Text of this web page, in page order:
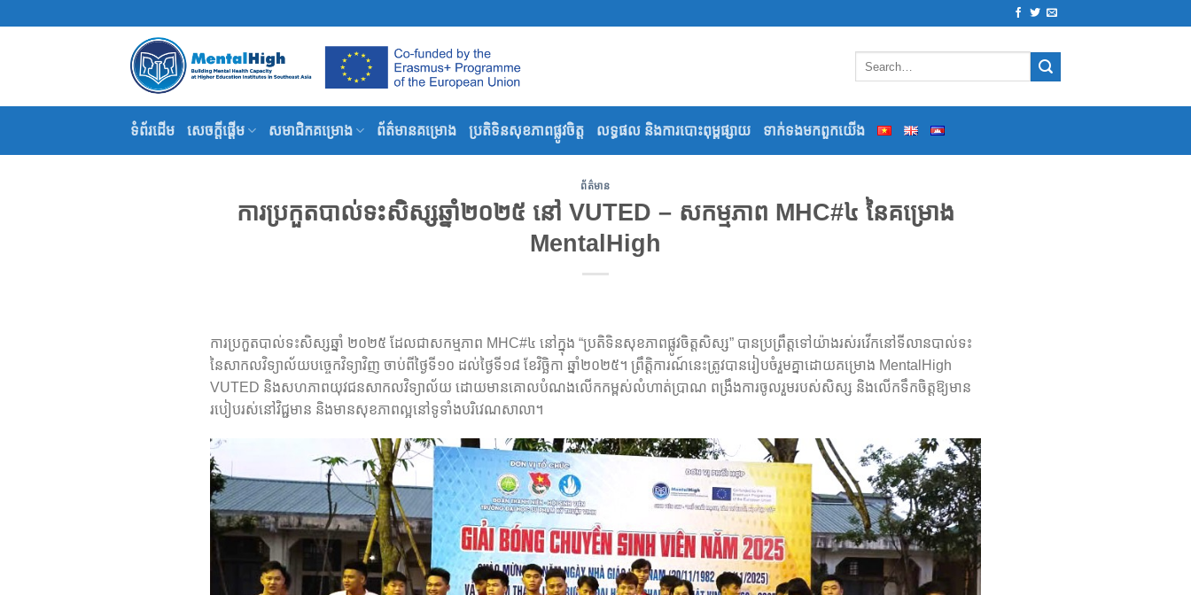
ទំព័រដើម សេចក្តីផ្តើម សមាជិកគម្រោង ព័ត៌មានគម្រោង ប្រតិទិនសុខភាពផ្លូវចិត្ត លទ្ធផល និងការបោះពុម្ពផ្សាយ ទាក់ទងមកពួកយើង
ព័ត៌មាន
ការប្រកួតបាល់ទះសិស្សឆ្នាំ២០២៥ នៅ VUTED – សកម្មភាព MHC#៤ នៃគម្រោង
MentalHigh
ការប្រកួតបាល់ទះសិស្សឆ្នាំ ២០២៥ ដែលជាសកម្មភាព MHC#៤ នៅក្នុង “ប្រតិទិនសុខភាពផ្លូវចិត្តសិស្ស” បានប្រព្រឹត្តទៅយ៉ាងរស់រវើកនៅទីលានបាល់ទះ
នៃសាកលវិទ្យាល័យបច្ចេកវិទ្យាវិញ ចាប់ពីថ្ងៃទី១០ ដល់ថ្ងៃទី១៨ ខែវិច្ឆិកា ឆ្នាំ២០២៥។ ព្រឹត្តិការណ៍នេះត្រូវបានរៀបចំរួមគ្នាដោយគម្រោង MentalHigh
VUTED និងសហភាពយុវជនសាកលវិទ្យាល័យ ដោយមានគោលបំណងលើកកម្ពស់លំហាត់ប្រាណ ពង្រឹងការចូលរួមរបស់សិស្ស និងលើកទឹកចិត្តឱ្យមាន
របៀបរស់នៅវិជ្ជមាន និងមានសុខភាពល្អនៅទូទាំងបរិវេណសាលា។